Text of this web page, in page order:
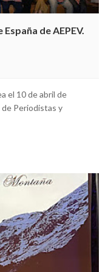
de AEPEV.
el 10 de abril de
de Periodistas y